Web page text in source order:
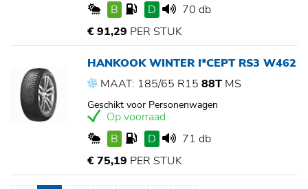
B
D
70 db
€ 91,29 PER STUK
HANKOOK WINTER I*CEPT RS3 W462
MAAT: 185/65 R15 88T MS
Geschikt voor Personenwagen
Op voorraad
B
D
71 db
€ 75,19 PER STUK